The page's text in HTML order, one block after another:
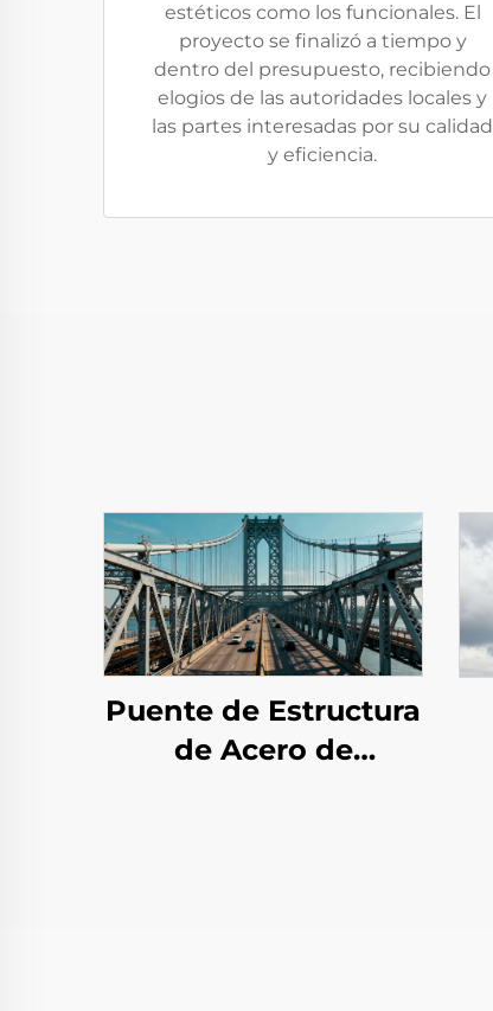
estéticos como los funcionales. El
proyecto se finalizó a tiempo y
dentro del presupuesto, recibiendo
elogios de las autoridades locales y
las partes interesadas por su calidad
y eficiencia.
Puente de Estructura
de Acero de